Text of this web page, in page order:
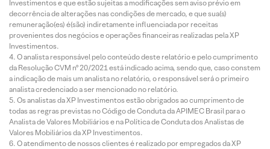
Investimentos e que estão sujeitas a modificações sem aviso prévio em
decorrência de alterações nas condições de mercado, e que sua(s)
remuneração(es) é(são) indiretamente influenciada por receitas
provenientes dos negócios e operações financeiras realizadas pela XP
Investimentos.
O analista responsável pelo conteúdo deste relatório e pelo cumprimento
da Resolução CVM nº 20/2021 está indicado acima, sendo que, caso constem
a indicação de mais um analista no relatório, o responsável será o primeiro
analista credenciado a ser mencionado no relatório.
Os analistas da XP Investimentos estão obrigados ao cumprimento de
todas as regras previstas no Código de Conduta da APIMEC Brasil para o
Analista de Valores Mobiliários e na Política de Conduta dos Analistas de
Valores Mobiliários da XP Investimentos.
O atendimento de nossos clientes é realizado por empregados da XP